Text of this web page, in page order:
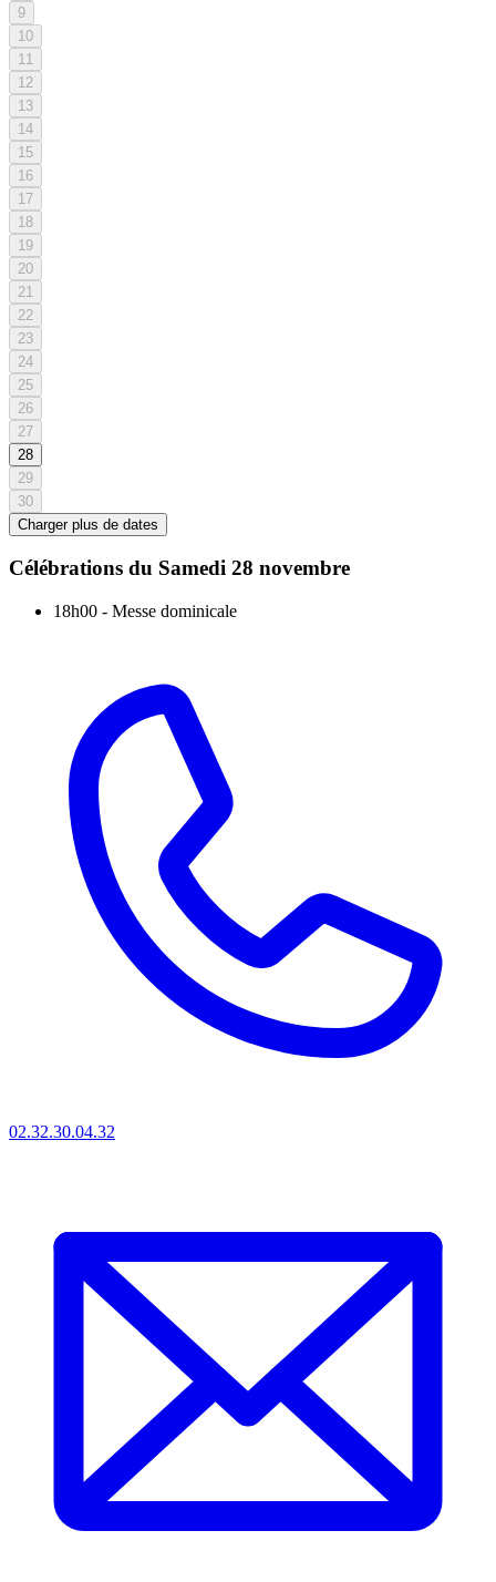
9
10
11
12
13
14
15
16
17
18
19
20
21
22
23
24
25
26
27
28
29
30
Charger plus de dates
Célébrations du Samedi 28 novembre
18h00 - Messe dominicale
02.32.30.04.32